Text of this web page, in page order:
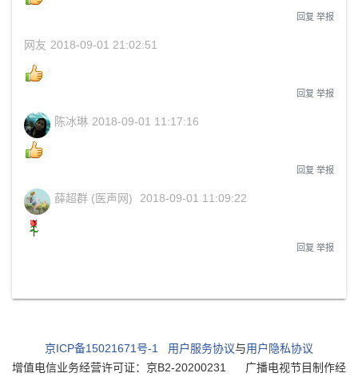
回复 举报
网友 2018-09-01 21:02:51
回复 举报
陈冰琳 2018-09-01 11:17:16
回复 举报
薛超群 (医声网) 2018-09-01 11:09:22
回复 举报
京ICP备15021671号-1 用户服务协议与用户隐私协议
增值电信业务经营许可证：京B2-20200231
广播电视节目制作经